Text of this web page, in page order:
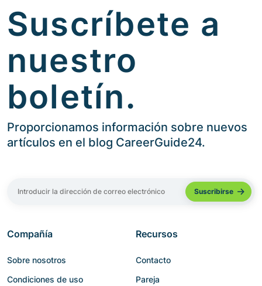
Suscríbete a
nuestro
boletín.
Proporcionamos información sobre nuevos
artículos en el blog CareerGuide24.
Compañía
Sobre nosotros
Condiciones de uso
Recursos
Contacto
Pareja